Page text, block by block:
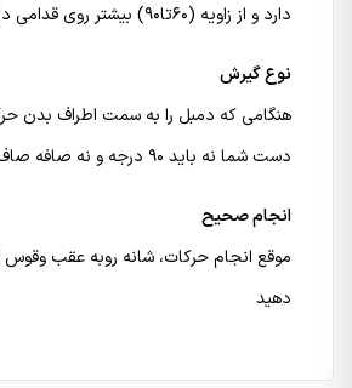
دارد و از زاویه (۶۰تا۹۰) بیشتر روی قدامی درگیر می‌شود.
نوع گیرش
هنگامی که دمبل را به سمت اطراف بدن
دست شما نه باید ۹۰ درجه و نه صافه صاف باشد.
انجام صحیح
موقع انجام حرکات، شانه روبه عقب وقوس
دهید